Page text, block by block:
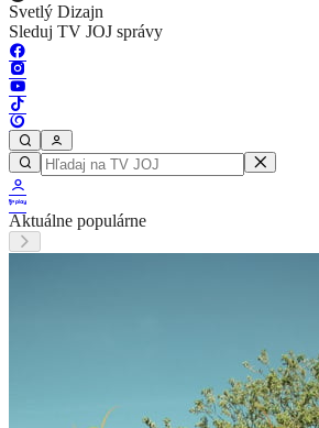
Svetlý Dizajn
Sleduj TV JOJ správy
Aktuálne populárne